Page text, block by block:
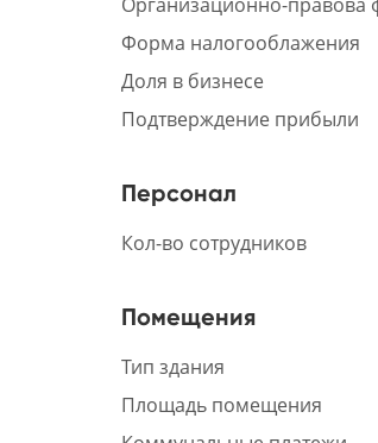
Форма налогооблажения
Доля в бизнесе
Подтверждение прибыли
Персонал
Кол-во сотрудников
Помещения
Тип здания
Площадь помещения